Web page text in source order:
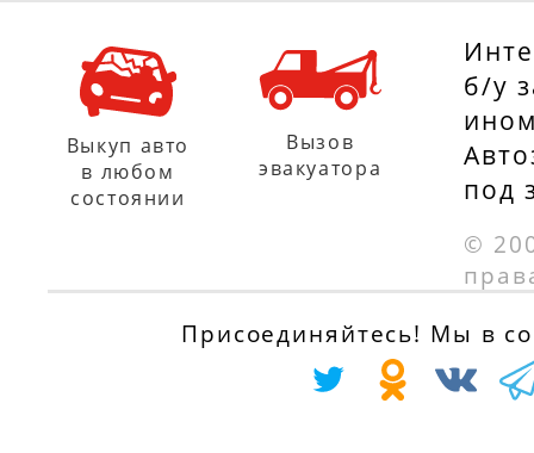
с 01.04.2007
л.с.
с 01.02.2007б/у
под
©
Выкуп авто
в любом
состоянии
Вызов
эвакуатора
Присоединяйтесь! Мы в